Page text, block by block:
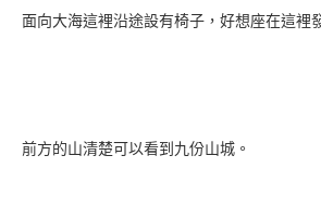
面向大海這裡沿途設有椅子，好想座在這裡
前方的山清楚可以看到九份山城。